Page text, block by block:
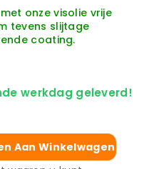
onze visolie vrije
tevens slijtage
coating.
werkdag geleverd!
Aan Winkelwagen